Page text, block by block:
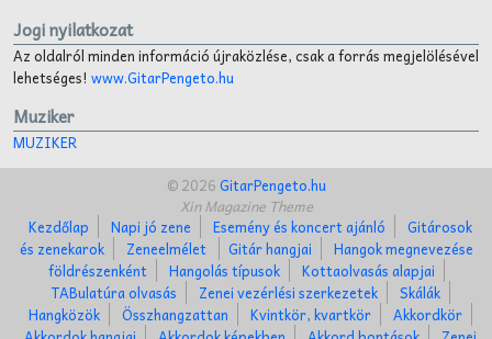
Jogi nyilatkozat
Az oldalról minden információ újraközlése, csak a forrás megjelölésével
lehetséges! www.GitarPengeto.hu
Muziker
MUZIKER
© 2026GitarPengeto.hu
Xin Magazine Theme
Kezdőlap
Napi jó zene Esemény és koncert ajánló
Gitárosok
és zenekarok
Zeneelmélet Gitár hangjai
Hangok megnevezése
földrészenként
Hangolás típusok
Kottaolvasás alapjai
TABulatúra olvasás
Zenei vezérlési szerkezetek
Skálák
Hangközök
Összhangzattan Kvintkör, kvartkör
Akkordkör